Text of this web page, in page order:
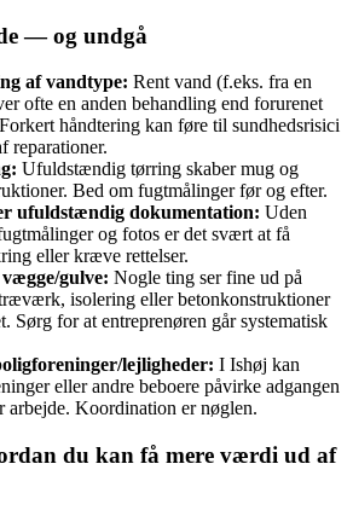
— og undgå
af vandtype: Rent vand (f.eks. fra en
ofte en anden behandling end forurenet
håndtering kan føre til sundhedsrisici
reparationer.
Ufuldstændig tørring skaber mug og
Bed om fugtmålinger før og efter.
ufuldstændig dokumentation: Uden
og fotos er det svært at få
eller kræve rettelser.
gulve: Nogle ting ser fine ud på
isolering eller betonkonstruktioner
Sørg for at entreprenøren går systematisk
lejligheder: I Ishøj kan
eller andre beboere påvirke adgangen
arbejde. Koordination er nøglen.
du kan få mere værdi ud af